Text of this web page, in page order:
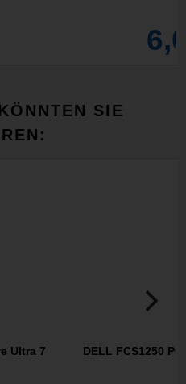
SIE
Ultra 7 DELL FCS1250